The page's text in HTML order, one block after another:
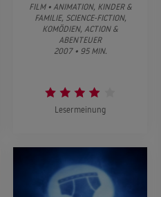
FILM • ANIMATION, KINDER &
FAMILIE, SCIENCE-FICTION,
KOMÖDIEN, ACTION &
ABENTEUER
2007 • 95 MIN.
Lesermeinung